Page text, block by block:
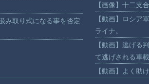
み取り式になる事を否定
【画像】十二支
【動画】ロシア
ライナ。
【動画】逃げる
て逃げされる車載
【動画】よく助